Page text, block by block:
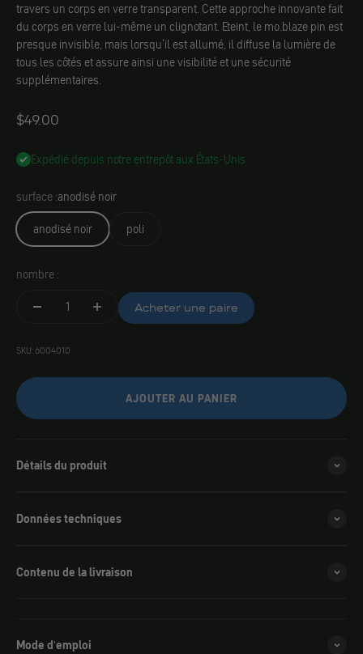
travers un corps en verre transparent. Cette approche innovante fait
du corps en verre lui-même un clignotant. Eteint, le mo.blaze pin est
presque invisible, mais lorsqu'il est allumé, il diffuse la lumière de
tous les côtés et assure ainsi une visibilité et une sécurité
supplémentaires.
Angebot
$49.00
Expédié depuis notre entrepôt aux États-Unis
surface :anodisé noir
anodisé noir
poli
nombre :
Acheter une paire
SKU: 6004010
AJOUTER AU PANIER
Détails du produit
Données techniques
Contenu de la livraison
Mode d'emploi